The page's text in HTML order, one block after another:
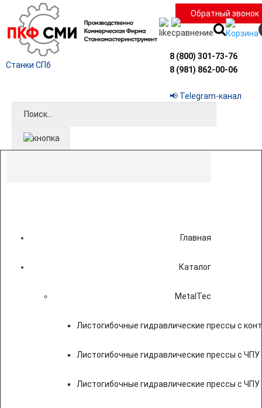
Станки СПб
Обратный звонок
8 (800) 301-73-76
8 (981) 862-00-06
📢 Telegram-канал
Главная
Каталог
MetalTec
Листогибочные гидравлические прессы с
Листогибочные гидравлические прессы с
Листогибочные гидравлические прессы с ЧПУ